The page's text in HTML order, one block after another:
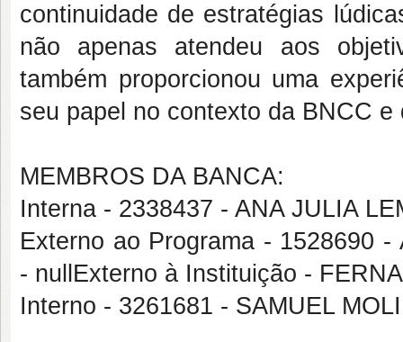
continuidade de estratégias
não apenas atendeu aos
também proporcionou uma
seu papel no contexto da BNCC
MEMBROS DA BANCA:
Interna - 2338437 - ANA JULIA
Externo ao Programa - 1528690
- nullExterno à Instituição -
Interno - 3261681 - SAMUEL